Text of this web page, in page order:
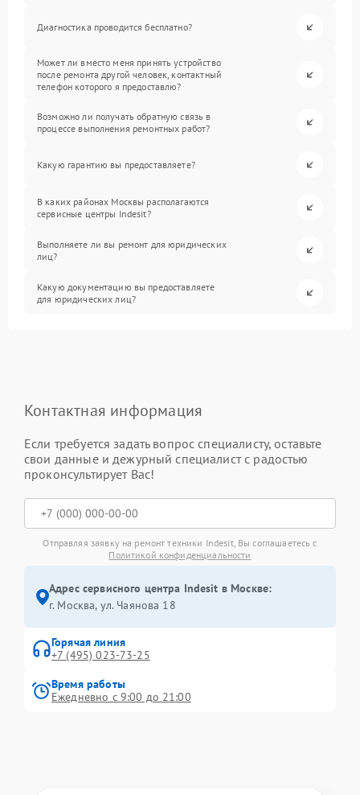
Диагностика проводится бесплатно?
Может ли вместо меня принять устройство
после ремонта другой человек, контактный
телефон которого я предоставлю?
Возможно ли получать обратную связь в
процессе выполнения ремонтных работ?
Какую гарантию вы предоставляете?
В каких районах Москвы располагаются
сервисные центры Indesit?
Выполняете ли вы ремонт для юридических
лиц?
Какую документацию вы предоставляете
для юридических лиц?
Контактная информация
Если требуется задать вопрос специалисту, оставьте
свои данные и дежурный специалист с радостью
проконсультирует Вас!
Отправляя заявку на ремонт техники Indesit, Вы соглашаетесь с
Политикой конфиденциальности
Адрес сервисного центра Indesit в Москве:
г. Москва, ул. Чаянова 18
Горячая линия
+7 (495) 023-73-25
Время работы
Ежедневно с 9:00 до 21:00